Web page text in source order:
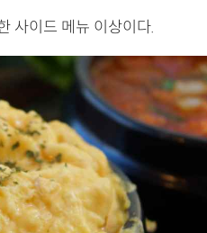
사이드 메뉴 이상이다.